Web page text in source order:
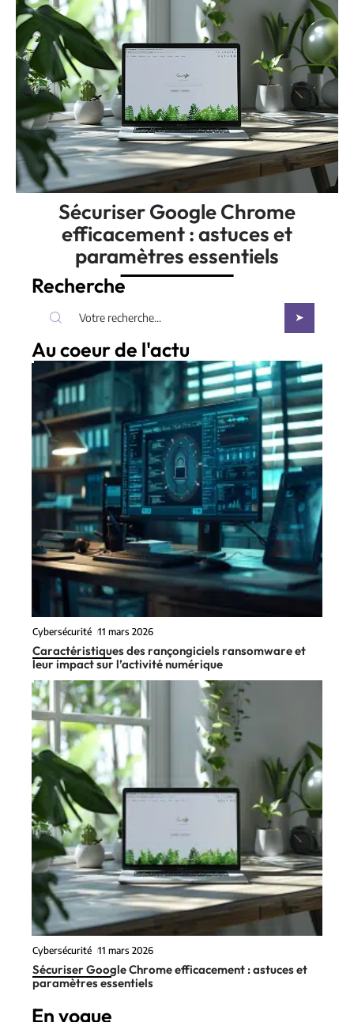
Sécuriser Google Chrome
efficacement : astuces et
paramètres essentiels
Recherche
Au coeur de l'actu
Cybersécurité 11 mars 2026
Caractéristiques des rançongiciels ransomware et
leur impact sur l’activité numérique
Cybersécurité 11 mars 2026
Sécuriser Google Chrome efficacement : astuces et
paramètres essentiels
En vogue